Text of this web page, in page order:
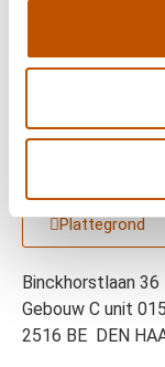
Plattegrond
Binckhorstlaan 36
Gebouw C unit 015
2516 BE DEN